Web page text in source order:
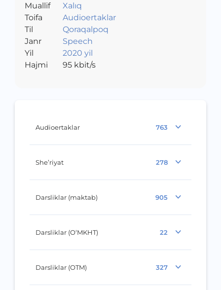
Audioertaklar 763
She’riyat 278
Darsliklar (maktab) 905
Darsliklar (O‘MKHT) 22
Darsliklar (OTM) 327
Muallif
Xalıq
Toifa
Audioertaklar
Til
Qoraqalpoq
Janr
Speech
Yil
2020 yil
Hajmi
95kbit/s